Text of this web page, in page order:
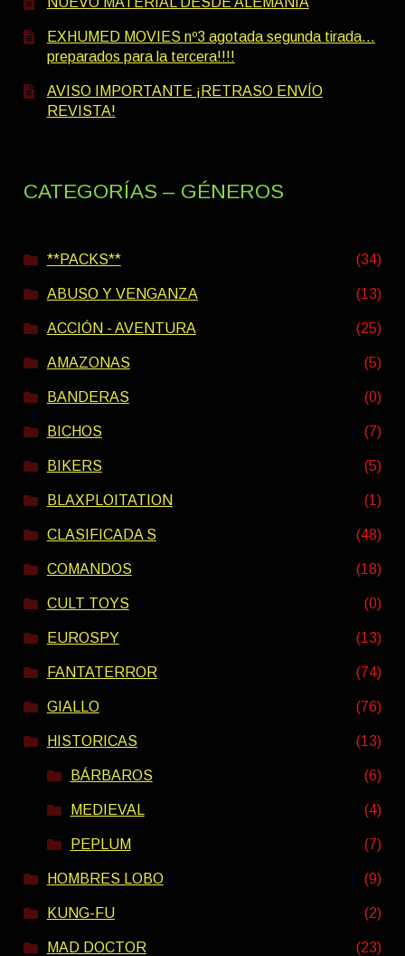
EXHUMED MOVIES nº3 agotada segunda tirada…
preparados para la tercera!!!!
AVISO IMPORTANTE ¡RETRASO ENVÍO
REVISTA!
CATEGORÍAS – GÉNEROS
**PACKS** (34)
ABUSO Y VENGANZA (13)
ACCIÓN - AVENTURA (25)
AMAZONAS (5)
BANDERAS (0)
BICHOS (7)
BIKERS (5)
BLAXPLOITATION (1)
CLASIFICADA S (48)
COMANDOS (18)
CULT TOYS (0)
EUROSPY (13)
FANTATERROR (74)
GIALLO (76)
HISTORICAS (13)
BÁRBAROS (6)
MEDIEVAL (4)
PEPLUM (7)
HOMBRES LOBO (9)
KUNG-FU (2)
MAD DOCTOR (23)